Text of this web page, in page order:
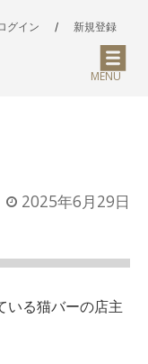
グイン / 新規登録
MENU
2025年6月29日
いる猫バーの店主